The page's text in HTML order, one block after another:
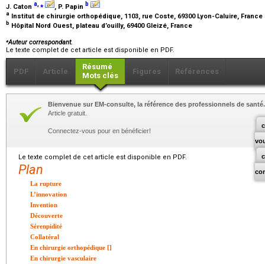
J. Caton a,⁎ , P. Papin b
a Institut de chirurgie orthopédique, 1103, rue Coste, 69300 Lyon-Caluire, France
b Hôpital Nord Ouest, plateau d’ouilly, 69400 Gleizé, France
⁎Auteur correspondant.
Le texte complet de cet article est disponible en PDF.
PDF Article
Résumé
Mots clés
Figures Références
Bienvenue sur EM-consulte, la référence des professionnels de santé.
Article gratuit.
Connectez-vous pour en bénéficier!
Le texte complet de cet article est disponible en PDF.
Plan
La rupture
L’innovation
Invention
Découverte
Sérenpidité
Collatéral
En chirurgie orthopédique []
En chirurgie vasculaire